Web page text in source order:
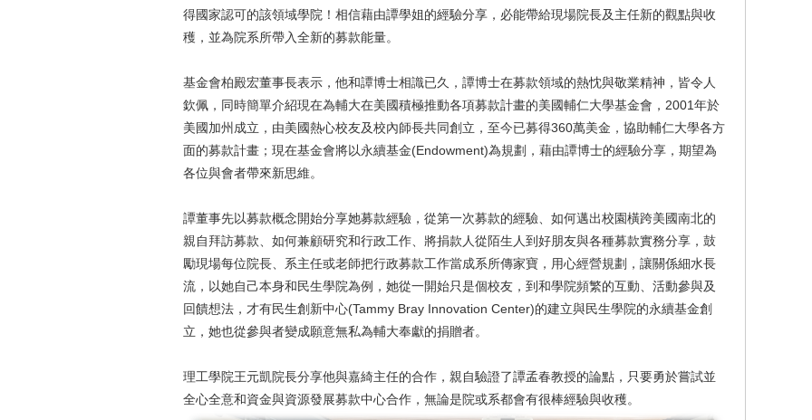
得國家認可的該領域學院！相信藉由譚學姐的經驗分享，必能帶給現場院長及主任新的觀點與收
穫，並為院系所帶入全新的募款能量。
基金會柏殿宏董事長表示，他和譚博士相識已久，譚博士在募款領域的熱忱與敬業精神，皆令人
欽佩，同時簡單介紹現在為輔大在美國積極推動各項募款計畫的美國輔仁大學基金會，2001年於
美國加州成立，由美國熱心校友及校內師長共同創立，至今已募得360萬美金，協助輔仁大學各方
面的募款計畫；現在基金會將以永續基金(Endowment)為規劃，藉由譚博士的經驗分享，期望為
各位與會者帶來新思維。
譚董事先以募款概念開始分享她募款經驗，從第一次募款的經驗、如何邁出校園橫跨美國南北的
親自拜訪募款、如何兼顧研究和行政工作、將捐款人從陌生人到好朋友與各種募款實務分享，鼓
勵現場每位院長、系主任或老師把行政募款工作當成系所傳家寶，用心經營規劃，讓關係細水長
流，以她自己本身和民生學院為例，她從一開始只是個校友，到和學院頻繁的互動、活動參與及
回饋想法，才有民生創新中心(Tammy Bray Innovation Center)的建立與民生學院的永續基金創
立，她也從參與者變成願意無私為輔大奉獻的捐贈者。
理工學院王元凱院長分享他與嘉綺主任的合作，親自驗證了譚孟春教授的論點，只要勇於嘗試並
全心全意和資金與資源發展募款中心合作，無論是院或系都會有很棒經驗與收穫。